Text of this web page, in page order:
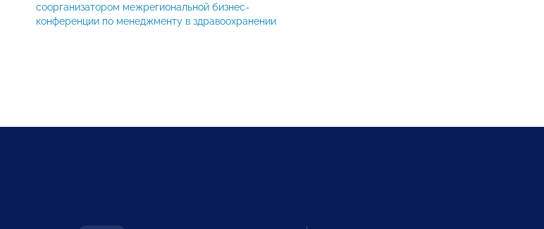
соорганизатором межрегиональной бизнес-
конференции по менеджменту в здравоохранении